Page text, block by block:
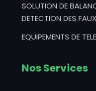
SOLUTION DE
DETECTION DES
EQUIPEMENTS DE
Nos Services